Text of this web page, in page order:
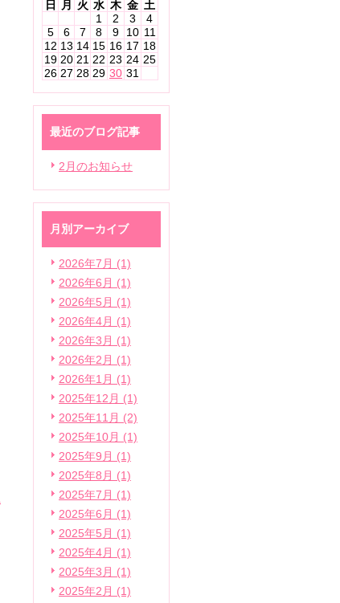
日
月 火 水 木 金 土
1
2 3
4
5
6 7 8 9 10 11
12 13 14 15 16 17 18
19 20 21 22 23 24 25
26 27 28 29 30 31
最近のブログ記事
2月のお知らせ
月別アーカイブ
2026年7月 (1)
2026年6月 (1)
2026年5月 (1)
2026年4月 (1)
2026年3月 (1)
2026年2月 (1)
2026年1月 (1)
2025年12月 (1)
2025年11月 (2)
2025年10月 (1)
2025年9月 (1)
2025年8月 (1)
2025年7月 (1)
2025年6月 (1)
2025年5月 (1)
2025年4月 (1)
2025年3月 (1)
2025年2月 (1)